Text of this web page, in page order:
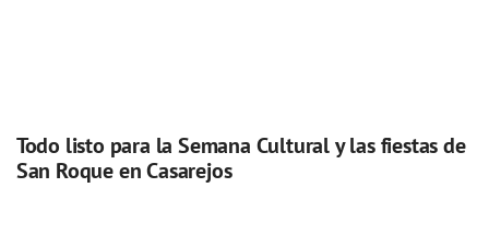
Todo listo para la Semana Cultural y las fiestas de
San Roque en Casarejos